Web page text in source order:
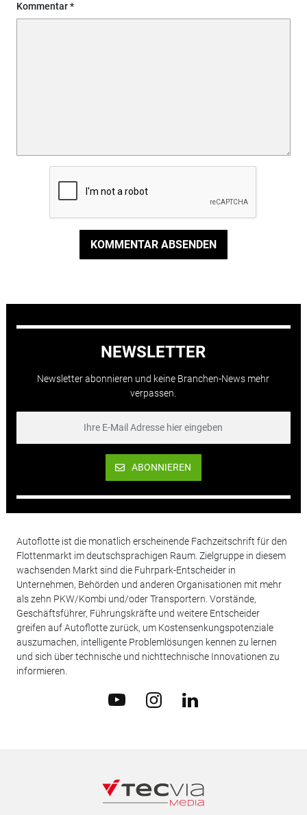
Kommentar
KOMMENTAR ABSENDEN
NEWSLETTER
Newsletter abonnieren und keine Branchen-News mehr
verpassen.
ABONNIEREN
Autoflotte ist die monatlich erscheinende Fachzeitschrift für den
Flottenmarkt im deutschsprachigen Raum. Zielgruppe in diesem
wachsenden Markt sind die Fuhrpark-Entscheider in
Unternehmen, Behörden und anderen Organisationen mit mehr
als zehn PKW/Kombi und/oder Transportern. Vorstände,
Geschäftsführer, Führungskräfte und weitere Entscheider
greifen auf Autoflotte zurück, um Kostensenkungspotenziale
auszumachen, intelligente Problemlösungen kennen zu lernen
und sich über technische und nichttechnische Innovationen zu
informieren.